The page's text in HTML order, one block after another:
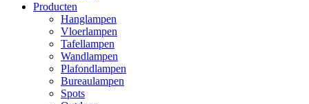
Producten
Hanglampen
Vloerlampen
Tafellampen
Wandlampen
Plafondlampen
Bureaulampen
Spots